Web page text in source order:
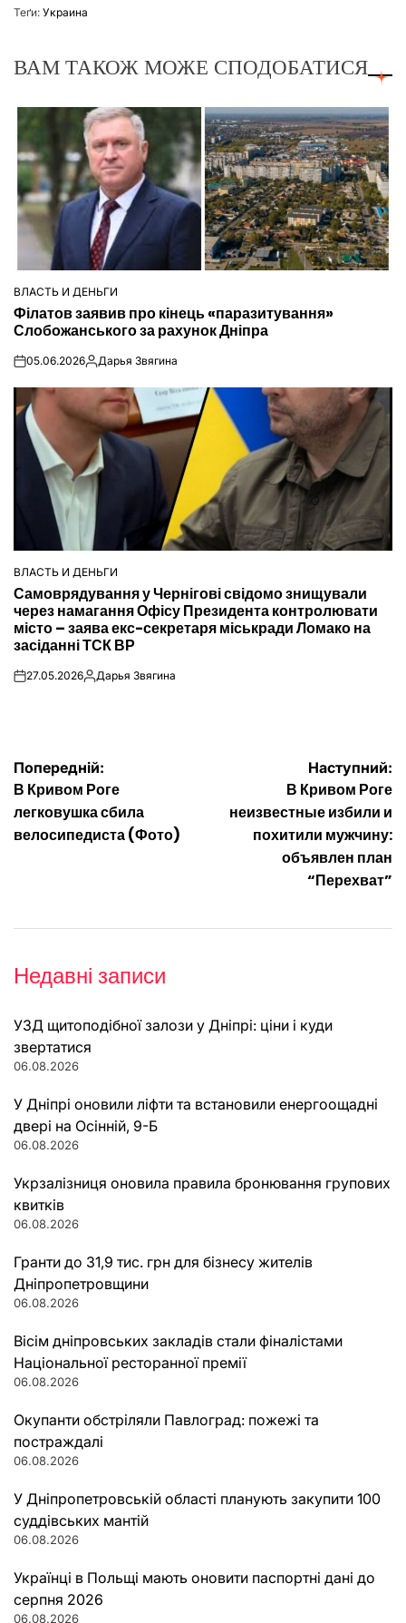
Теґи: Украина
ВАМ ТАКОЖ МОЖЕ СПОДОБАТИСЯ
ОПУБЛІКУВАТИ
У
ВЛАСТЬ И ДЕНЬГИ
Філатов заявив про кінець «паразитування»
Слобожанського за рахунок Дніпра
on05.06.2026Опубліковано
Дарья Звягина
ОПУБЛІКУВАТИ
У
ВЛАСТЬ И ДЕНЬГИ
Самоврядування у Чернігові свідомо знищували
через намагання Офісу Президента контролювати
місто – заява екс-секретаря міськради Ломако на
засіданні ТСК ВР
on27.05.2026Опубліковано
Дарья Звягина
Навігація
записів
Попередній:
В Кривом Роге
легковушка сбила
велосипедиста (Фото)
Наступний:
В Кривом Роге
неизвестные избили и
похитили мужчину:
объявлен план
“Перехват”
Недавні записи
УЗД щитоподібної залози у Дніпрі: ціни і куди
звертатися
06.08.2026
У Дніпрі оновили ліфти та встановили енергоощадні
двері на Осінній, 9-Б
06.08.2026
Укрзалізниця оновила правила бронювання групових
квитків
06.08.2026
Гранти до 31,9 тис. грн для бізнесу жителів
Дніпропетровщини
06.08.2026
Вісім дніпровських закладів стали фіналістами
Національної ресторанної премії
06.08.2026
Окупанти обстріляли Павлоград: пожежі та
постраждалі
06.08.2026
У Дніпропетровській області планують закупити 100
суддівських мантій
06.08.2026
Українці в Польщі мають оновити паспортні дані до
серпня 2026
06.08.2026